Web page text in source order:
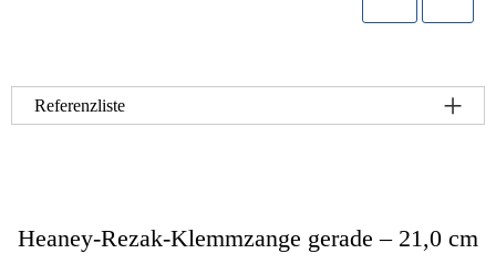
Referenzliste
Heaney-Rezak-Klemmzange gerade – 21,0 cm